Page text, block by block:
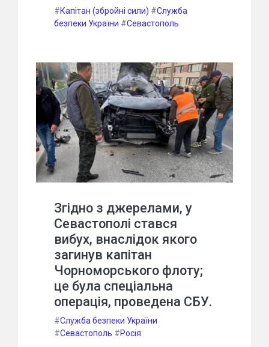
#Капітан (збройні сили) #Служба
безпеки України #Севастополь
Згідно з джерелами, у
Севастополі стався
вибух, внаслідок якого
загинув капітан
Чорноморського флоту;
це була спеціальна
операція, проведена СБУ.
#Служба безпеки України
#Севастополь #Росія